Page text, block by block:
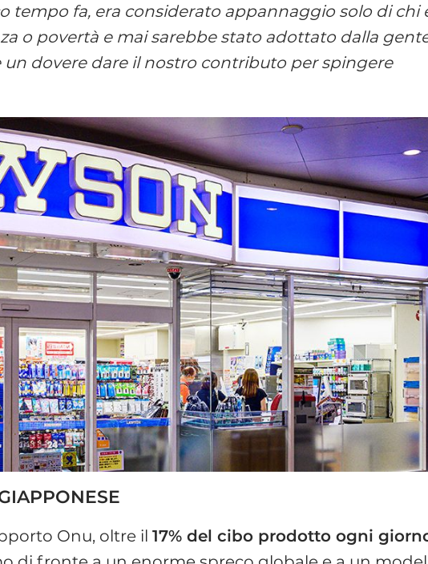
tempo fa, era considerato appannaggio solo di chi
o povertà e mai sarebbe stato adottato dalla
dovere dare il nostro contributo per spingere
Onu, oltre il17% del cibo prodotto ogni